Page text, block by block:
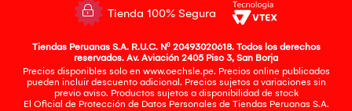
Tienda 100% Segura
Tiendas Peruanas S.A. R.U.C. Nº 20493020618. Todos los derechos
reservados. Av. Aviación 2405 Piso 3, San Borja
Precios disponibles solo en www.oechsle.pe. Precios online publicados
pueden incluir descuento adicional. Precios sujetos a variaciones sin
previo aviso. Productos sujetos a disponibilidad de stock
El Oficial de Protección de Datos Personales de Tiendas Peruanas S.A.